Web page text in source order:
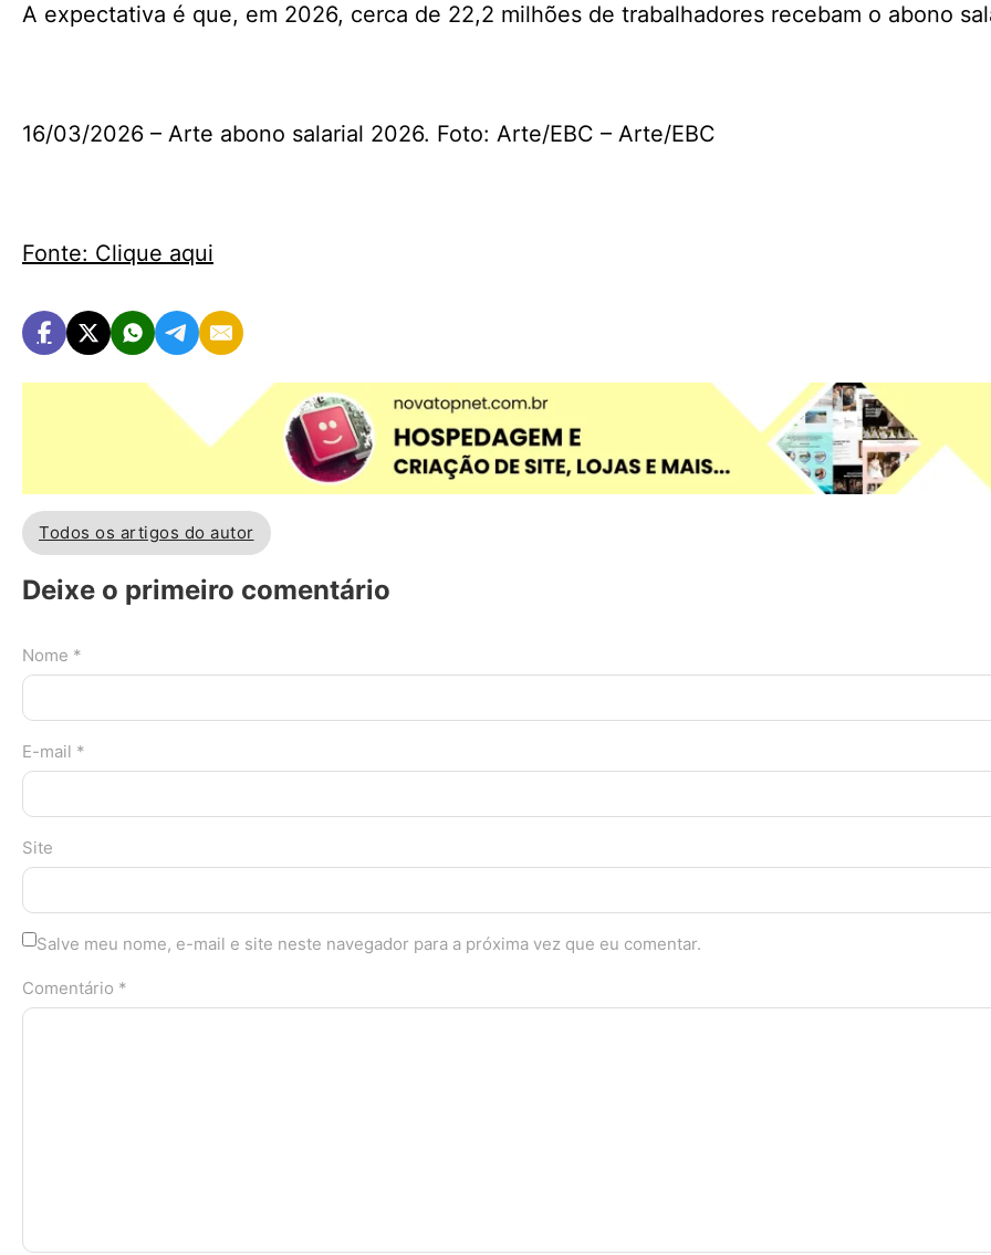
A expectativa é que, em 2026, cerca de 22,2 milhões de trabalhadores recebam o abono
16/03/2026 – Arte abono salarial 2026. Foto: Arte/EBC – Arte/EBC
Fonte: Clique aqui
Todos os artigos do autor
Deixe o primeiro comentário
Nome *
E-mail *
Site
Salve meu nome, e-mail e site neste navegador para a próxima vez que eu comentar.
Comentário *